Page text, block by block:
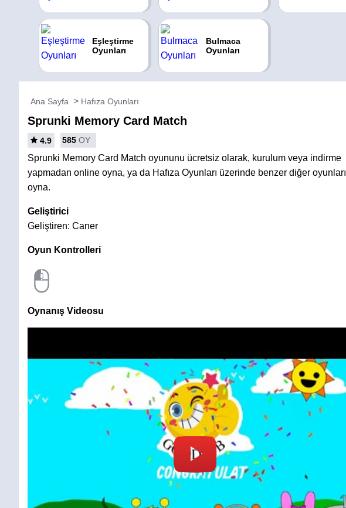
Eşleştirme
Oyunları
Bulmaca
Oyunları
Ana Sayfa Hafıza Oyunları
Sprunki Memory Card Match
4.9 585 OY
Sprunki Memory Card Match oyununu ücretsiz olarak, kurulum veya indirme
yapmadan online oyna, ya da Hafıza Oyunları üzerinde benzer diğer oyunları
oyna.
Geliştirici
Geliştiren: Caner
Oyun Kontrolleri
Oynanış Videosu